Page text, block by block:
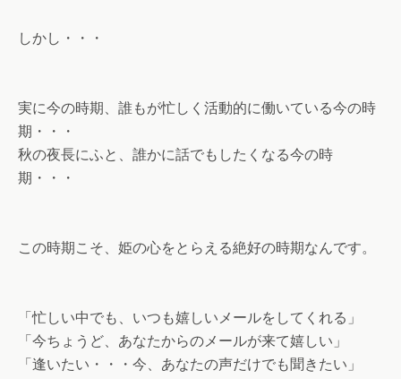
しかし・・・
実に今の時期、誰もが忙しく活動的に働いている今の時
期・・・
秋の夜長にふと、誰かに話でもしたくなる今の時
期・・・
この時期こそ、姫の心をとらえる絶好の時期なんです。
「忙しい中でも、いつも嬉しいメールをしてくれる」
「今ちょうど、あなたからのメールが来て嬉しい」
「逢いたい・・・今、あなたの声だけでも聞きたい」